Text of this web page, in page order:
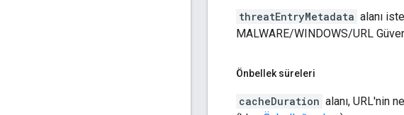
threatEntryMetadata alanı
MALWARE/WINDOWS/URL
Önbellek süreleri
cacheDuration alanı, URL'nin